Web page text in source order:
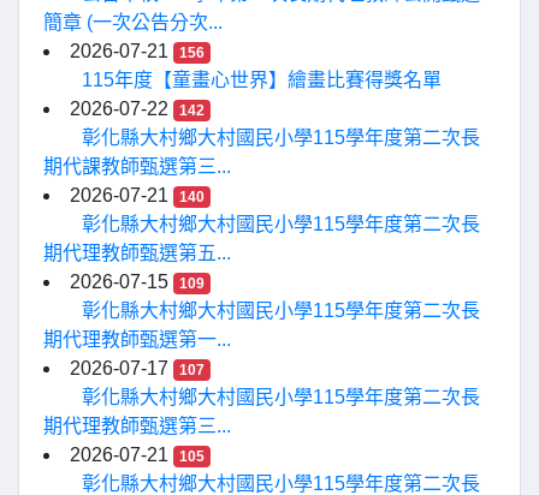
簡章 (一次公告分次...
2026-07-21
156
115年度【童畫心世界】繪畫比賽得獎名單
2026-07-22
142
彰化縣大村鄉大村國民小學115學年度第二次長
期代課教師甄選第三...
2026-07-21
140
彰化縣大村鄉大村國民小學115學年度第二次長
期代理教師甄選第五...
2026-07-15
109
彰化縣大村鄉大村國民小學115學年度第二次長
期代理教師甄選第一...
2026-07-17
107
彰化縣大村鄉大村國民小學115學年度第二次長
期代理教師甄選第三...
2026-07-21
105
彰化縣大村鄉大村國民小學115學年度第二次長